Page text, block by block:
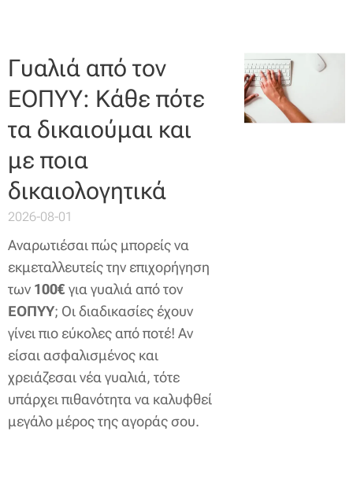
Γυαλιά από τον
ΕΟΠΥΥ: Κάθε πότε
τα δικαιούμαι και
με ποια
δικαιολογητικά
2026-08-01
Αναρωτιέσαι πώς μπορείς να
εκμεταλλευτείς την επιχορήγηση
των 100€για γυαλιά από τον
ΕΟΠΥΥ; Οι διαδικασίες έχουν
γίνει πιο εύκολες από ποτέ! Αν
είσαι ασφαλισμένος και
χρειάζεσαι νέα γυαλιά, τότε
υπάρχει πιθανότητα να καλυφθεί
μεγάλο μέρος της αγοράς σου.